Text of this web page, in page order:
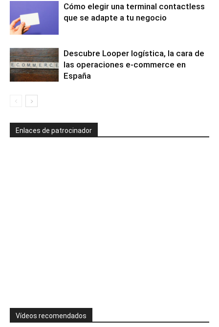
Cómo elegir una terminal contactless
que se adapte a tu negocio
Descubre Looper logística, la cara de
las operaciones e-commerce en
España
Enlaces de patrocinador
Vídeos recomendados